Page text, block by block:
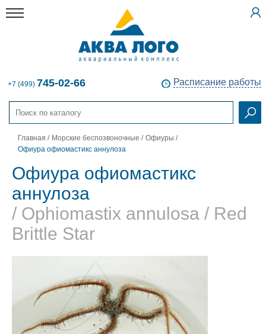
+7 (499) 745-02-66 Расписание работы
Главная / Морские беспозвоночные / Офиуры /
Офиура офиомастикс аннулоза
Офиура офиомастикс
аннулоза
/ Ophiomastix annulosa / Red
Brittle Star